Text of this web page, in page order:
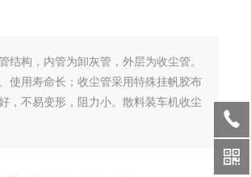
结构，内管为卸灰管，外层为收尘管。
使用寿命长；收尘管采用特殊挂帆胶布
，不易变形，阻力小。散料装车机收尘